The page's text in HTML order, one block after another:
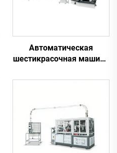
Автоматическая
шестикрасочная машина
пластиковых